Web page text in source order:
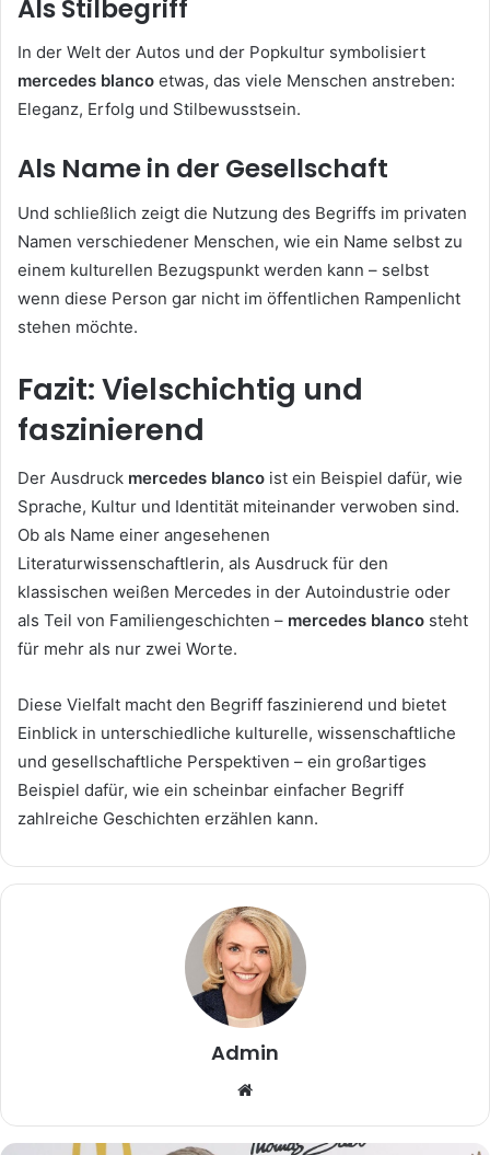
Als Stilbegriff
In der Welt der Autos und der Popkultur symbolisiert
mercedes blanco etwas, das viele Menschen anstreben:
Eleganz, Erfolg und Stilbewusstsein.
Als Name in der Gesellschaft
Und schließlich zeigt die Nutzung des Begriffs im privaten
Namen verschiedener Menschen, wie ein Name selbst zu
einem kulturellen Bezugspunkt werden kann – selbst
wenn diese Person gar nicht im öffentlichen Rampenlicht
stehen möchte.
Fazit: Vielschichtig und
faszinierend
Der Ausdruck mercedes blanco ist ein Beispiel dafür, wie
Sprache, Kultur und Identität miteinander verwoben sind.
Ob als Name einer angesehenen
Literaturwissenschaftlerin, als Ausdruck für den
klassischen weißen Mercedes in der Autoindustrie oder
als Teil von Familiengeschichten – mercedes blanco steht
für mehr als nur zwei Worte.
Diese Vielfalt macht den Begriff faszinierend und bietet
Einblick in unterschiedliche kulturelle, wissenschaftliche
und gesellschaftliche Perspektiven – ein großartiges
Beispiel dafür, wie ein scheinbar einfacher Begriff
zahlreiche Geschichten erzählen kann.
Admin